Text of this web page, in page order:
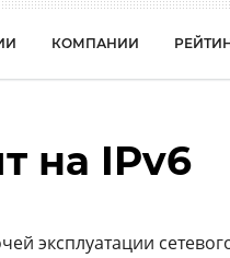
КОМПАНИИ
на IPv6
эксплуатации